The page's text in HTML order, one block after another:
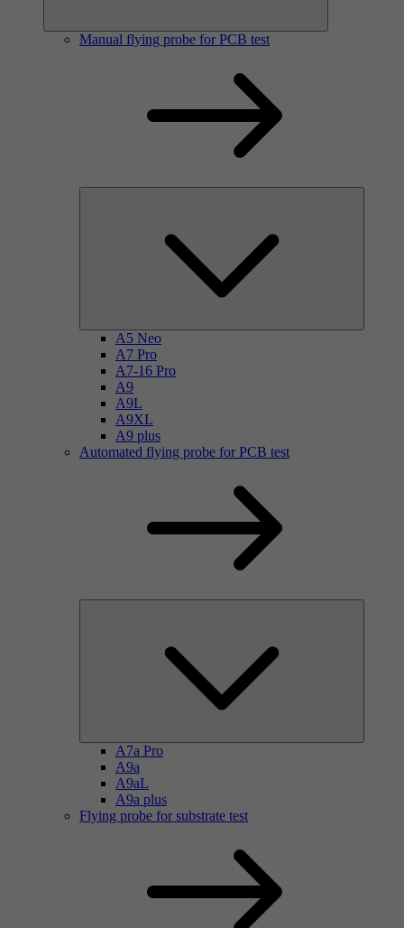
Manual flying probe for PCB test
A5 Neo
A7 Pro
A7-16 Pro
A9
A9L
A9XL
A9 plus
Automated flying probe for PCB test
A7a Pro
A9a
A9aL
A9a plus
Flying probe for substrate test